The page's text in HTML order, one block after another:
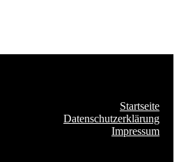
Startseite
Datenschutzerklärung
Impressum